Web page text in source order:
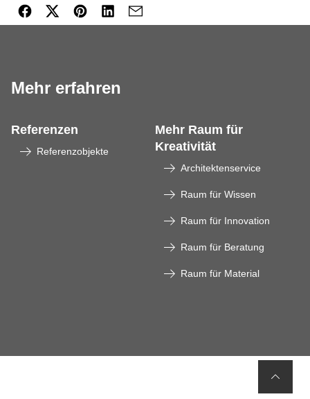
Mehr erfahren
Referenzen
Referenzobjekte
Mehr Raum für
Kreativität
Architektenservice
Raum für Wissen
Raum für Innovation
Raum für Beratung
Raum für Material